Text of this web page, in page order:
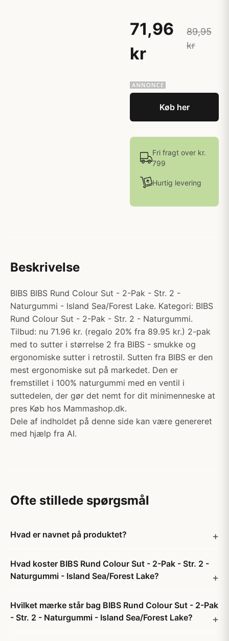
71,96
kr
89,95
kr
Køb her
Fri fragt over kr.
799
Hurtig levering
Beskrivelse
BIBS BIBS Rund Colour Sut - 2-Pak - Str. 2 -
Naturgummi - Island Sea/Forest Lake. Kategori: BIBS
Rund Colour Sut - 2-Pak - Str. 2 - Naturgummi.
Tilbud: nu 71.96 kr. (regalo 20% fra 89.95 kr.) 2-pak
med to sutter i størrelse 2 fra BIBS - smukke og
ergonomiske sutter i retrostil. Sutten fra BIBS er den
mest ergonomiske sut på markedet. Den er
fremstillet i 100% naturgummi med en ventil i
suttedelen, der gør det nemt for dit minimenneske at
pres Køb hos Mammashop.dk.
Dele af indholdet på denne side kan være genereret
med hjælp fra AI.
Ofte stillede spørgsmål
Hvad er navnet på produktet?
Hvad koster BIBS Rund Colour Sut - 2-Pak - Str. 2 -
Naturgummi - Island Sea/Forest Lake?
Hvilket mærke står bag BIBS Rund Colour Sut - 2-Pak
- Str. 2 - Naturgummi - Island Sea/Forest Lake?